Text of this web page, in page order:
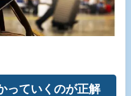
ていくのが正解